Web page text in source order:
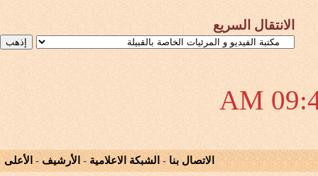
الانتقال السريع
09:44
الاتصال بنا - الشبكة الاعلامية - الأرشيف - الأعلى